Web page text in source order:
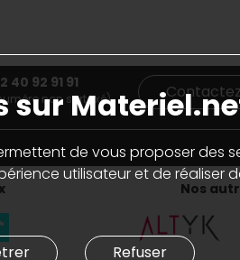
40 92 91 91
non surtaxé)
Nos
sur
de vous proposer des
utilisateur et de réaliser
Refuser